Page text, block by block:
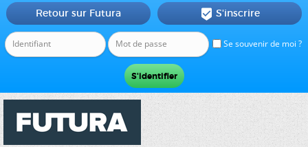
Se souvenir de moi ?
Retour sur Futura  S'inscrire